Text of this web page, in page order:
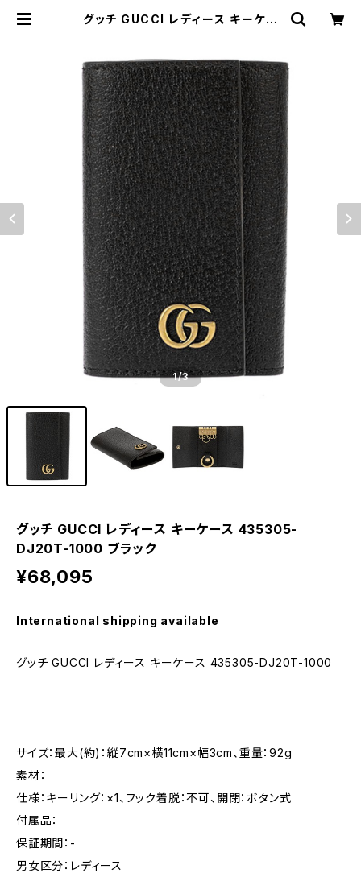
グッチ GUCCI レディース キーケー
1/3
グッチ GUCCI レディース キーケース 435305-
DJ20T-1000 ブラック
¥68,095
International shipping available
グッチ GUCCI レディース キーケース 435305-DJ20T-1000
サイズ：最大(約)：縦7cm×横11cm×幅3cm、重量：92g
素材：
仕様：キーリング：×1、フック着脱：不可、開閉：ボタン式
付属品：
保証期間：-
男女区分：レディース